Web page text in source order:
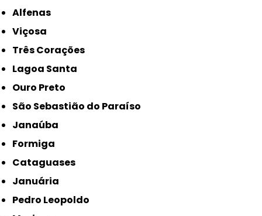
Alfenas
Viçosa
Três Corações
Lagoa Santa
Ouro Preto
São Sebastião do Paraíso
Janaúba
Formiga
Cataguases
Januária
Pedro Leopoldo